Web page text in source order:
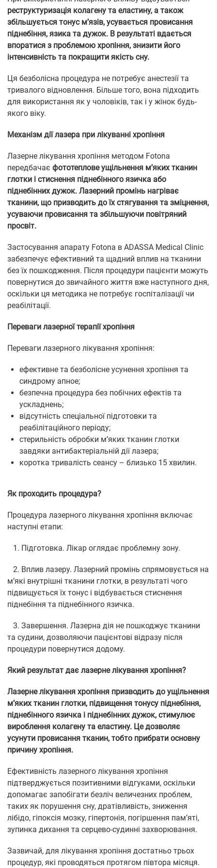
реструктуризація колагену та еластину, а також
збільшується тонус м’язів, усувається провисання
піднебіння, язика та дужок. В результаті вдається
впоратися з проблемою хропіння, знизити його
інтенсивність та покращити якість сну.
Ця безболісна процедура не потребує анестезії та
тривалого відновлення. Більше того, вона підходить
для використання як у чоловіків, так і у жінок будь-
якого віку.
Механізм дії лазера при лікуванні хропіння
Лазерне лікування хропіння методом Fotona
передбачає фототеплове ущільнення м’яких тканин
глотки і стиснення піднебінного язичка або
піднебінних дужок. Лазерний промінь нагріває
тканини, що призводить до їх стягування та зміцнення,
усуваючи провисання та збільшуючи повітряний
просвіт.
Застосування апарату Fotona в ADASSA Medical Clinic
забезпечує ефективний та щадний вплив на тканини
без їх пошкодження. Після процедури пацієнти можуть
повернутися до звичайного життя вже наступного дня,
оскільки ця методика не потребує госпіталізації чи
реабілітації.
Переваги лазерної терапії хропіння
Переваги лазерного лікування хропіння:
ефективне та безболісне усунення хропіння та
синдрому апное;
безпечна процедура без побічних ефектів та
ускладнень;
відсутність спеціальної підготовки та
реабілітаційного періоду;
стерильність обробки м’яких тканин глотки
завдяки антибактеріальній дії лазера;
коротка тривалість сеансу – близько 15 хвилин.
Як проходить процедура?
Процедура лазерного лікування хропіння включає
наступні етапи:
1. Підготовка. Лікар оглядає проблемну зону.
2. Вплив лазеру. Лазерний промінь спрямовується на
м’які внутрішні тканини глотки, в результаті чого
підвищується їх тонус і відбувається стиснення
піднебіння та піднебінного язичка.
3. Завершення. Лазерна дія не пошкоджує тканини
та судини, дозволяючи пацієнтові відразу після
процедури повернутися додому.
Який результат дає лазерне лікування хропіння?
Лазерне лікування хропіння призводить до ущільнення
м’яких тканин глотки, підвищення тонусу піднебіння,
піднебінного язичка і піднебінних дужок, стимулює
вироблення колагену та еластину. Це дозволяє
усунути провисання тканин, тобто прибрати основну
причину хропіння.
Ефективність лазерного лікування хропіння
підтверджується позитивними відгуками, оскільки
допомагає запобігати безліч величезних проблем,
таких як порушення сну, дратівливість, зниження
лібідо, гіпоксія мозку, гіпертонія, погіршення пам’яті,
зупинка дихання та серцево-судинні захворювання.
Зазвичай, для лікування хропіння достатньо трьох
процедур, які проводяться протягом півтора місяця.